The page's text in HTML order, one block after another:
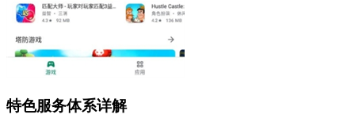
特色服务体系详解